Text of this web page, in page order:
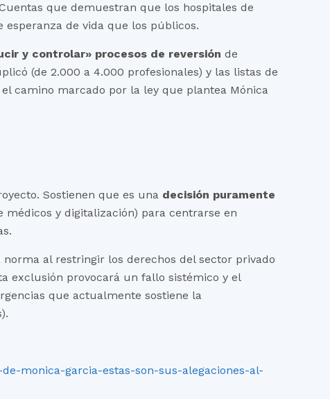
que demuestran que los hospitales de
de vida que los públicos.
y controlar» procesos de reversión de
(de 2.000 a 4.000 profesionales) y las listas de
camino marcado por la ley que plantea Mónica
Sostienen que es una decisión puramente
y digitalización) para centrarse en
al restringir los derechos del sector privado
exclusión provocará un fallo sistémico y el
que actualmente sostiene la
monica-garcia-estas-son-sus-alegaciones-al-